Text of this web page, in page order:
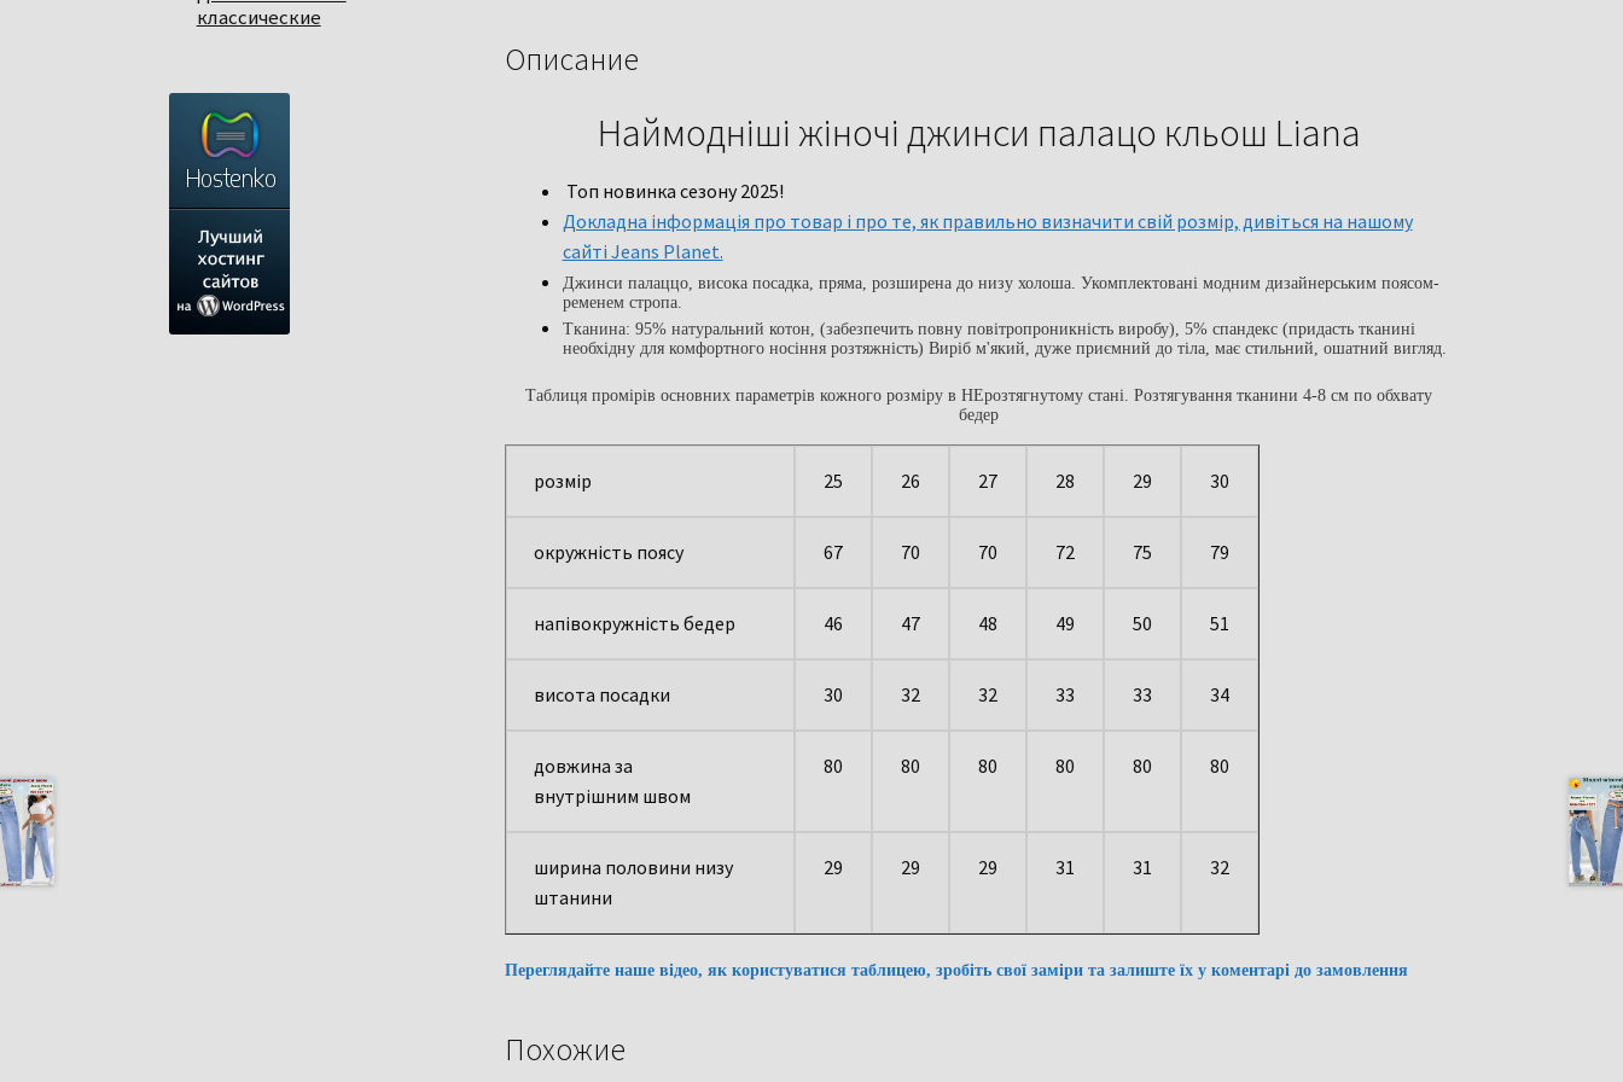
Описание
Наймодніші жіночі джинси палацо кльош Liana
Топ новинка сезону 2025!
Докладна інформація про товар і про те, як правильно визначити свій розмір, дивіться на нашому
сайті Jeans Planet.
Джинси палаццо, висока посадка, пряма, розширена до низу холоша. Укомплектовані модним дизайнерським поясом-
ременем стропа.
Тканина: 95% натуральний котон, (забезпечить повну повітропроникність виробу), 5% спандекс (придасть тканині
необхідну для комфортного носіння розтяжність) Виріб м'який, дуже приємний до тіла, має стильний, ошатний вигляд.
Таблиця промірів основних параметрів кожного розміру в НЕрозтягнутому стані. Розтягування тканини 4-8 см по обхвату
бедер
розмір 25 26 27 28 29 30
окружність поясу 67 70 70 72 75 79
напівокружність бедер 46 47 48 49 50 51
висота посадки 30 32 32 33 33 34
довжина за
внутрішним швом
80 80 80 80 80 80
ширина половини низу
штанини
29 29 29 31 31 32
Переглядайте наше відео, як користуватися таблицею, зробіть свої заміри та залиште їх у коментарі до замовлення
Похожие
классические